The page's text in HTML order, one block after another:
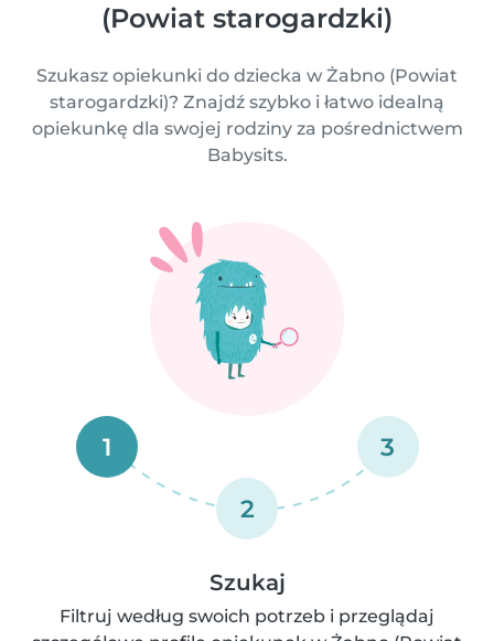
(Powiat starogardzki)
Szukasz opiekunki do dziecka w Żabno (Powiat
starogardzki)? Znajdź szybko i łatwo idealną
opiekunkę dla swojej rodziny za pośrednictwem
Babysits.
1
2
3
Szukaj
Filtruj według swoich potrzeb i przeglądaj